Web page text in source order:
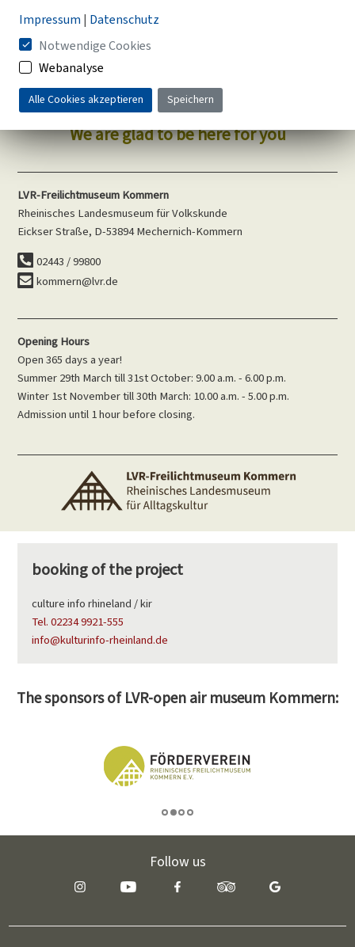
Trust and understand - WPZ projects for adults (PDF,
4.64 MB)
How can we help you?
We are glad to be here for you
LVR-Freilichtmuseum Kommern
Rheinisches Landesmuseum für Volkskunde
Eickser Straße, D-53894 Mechernich-Kommern
02443 / 99800
kommern@lvr.de
Opening Hours
Open 365 days a year!
Summer 29th March till 31st October: 9.00 a.m. - 6.00 p.m.
Winter 1st November till 30th March: 10.00 a.m. - 5.00 p.m.
Admission until 1 hour before closing.
booking of the project
culture info rhineland / kir
Tel. 02234 9921-555
info@kulturinfo-rheinland.de
The sponsors of LVR-open air museum Kommern:
Impressum | Datenschutz
Notwendige Cookies
Webanalyse
Alle Cookies akzeptieren Speichern
Follow us